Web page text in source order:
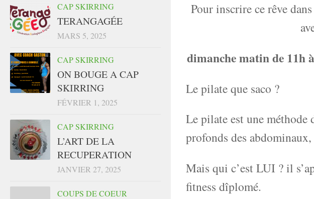
Pour inscrire ce rêve
dimanche matin de 11h
Le pilate que saco ?
Le pilate est une
profonds des
Mais qui c’est LUI ? il
fitness dîplomé.
CAP SKIRRING
TERANGAGÉE
MARS 5, 2025
CAP SKIRRING
ON BOUGE A CAP
SKIRRING
FÉVRIER 1, 2025
CAP SKIRRING
L’ART DE LA
RECUPERATION
JANVIER 27, 2025
COUPS DE COEUR